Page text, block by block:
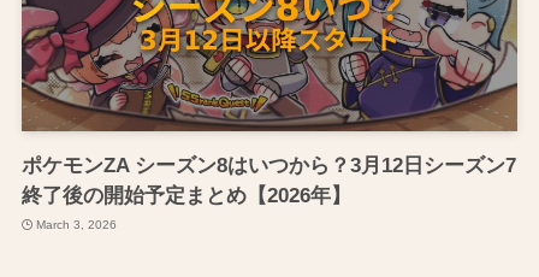
ポケモンZA シーズン8はいつから？3月12日シーズン7
終了後の開始予定まとめ【2026年】
March 3, 2026